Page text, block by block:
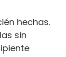
hechas.
sin